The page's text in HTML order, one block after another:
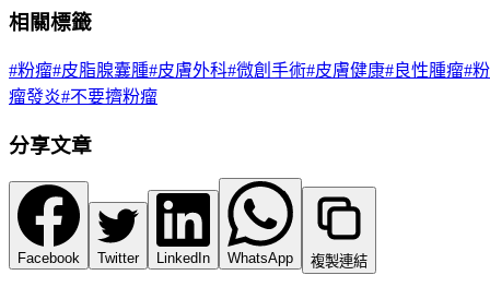
相關標籤
#粉瘤#皮脂腺囊腫#皮膚外科#微創手術#皮膚健康# 良性腫瘤#粉
瘤發炎#不要擠粉瘤
分享文章
Facebook Twitter LinkedIn WhatsApp 複製連結